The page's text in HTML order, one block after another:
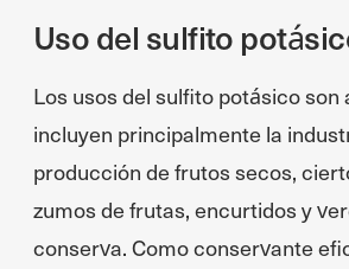
Uso del sulfito
Los usos del sulfito potásico son
incluyen principalmente la
producción de frutos secos,
zumos de frutas, encurtidos y
conserva. Como conservante